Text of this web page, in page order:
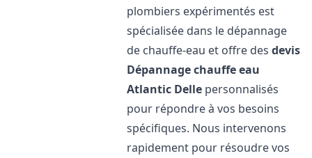
plombiers expérimentés est
spécialisée dans le dépannage
de chauffe-eau et offre desdevis
Dépannage chauffe eau
Atlantic Delle personnalisés
pour répondre à vos besoins
spécifiques. Nous intervenons
rapidement pour résoudre vos